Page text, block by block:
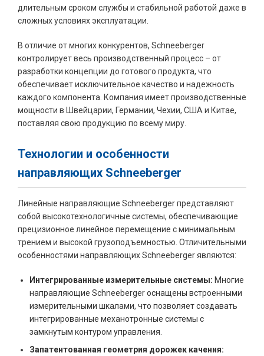
длительным сроком службы и стабильной работой даже в
сложных условиях эксплуатации.
В отличие от многих конкурентов, Schneeberger
контролирует весь производственный процесс – от
разработки концепции до готового продукта, что
обеспечивает исключительное качество и надежность
каждого компонента. Компания имеет производственные
мощности в Швейцарии, Германии, Чехии, США и Китае,
поставляя свою продукцию по всему миру.
Технологии и особенности
направляющих Schneeberger
Линейные направляющие Schneeberger представляют
собой высокотехнологичные системы, обеспечивающие
прецизионное линейное перемещение с минимальным
трением и высокой грузоподъемностью. Отличительными
особенностями направляющих Schneeberger являются:
Интегрированные измерительные системы: Многие
направляющие Schneeberger оснащены встроенными
измерительными шкалами, что позволяет создавать
интегрированные механотронные системы с
замкнутым контуром управления.
Запатентованная геометрия дорожек качения: